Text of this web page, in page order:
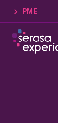
PME